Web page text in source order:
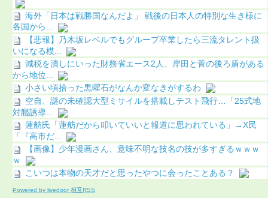
海外「日本は戦勝国なんだよ」 戦後の日本人の特別な生き様に
各国から...
【悲報】乃木坂レベルでもグループ卒業したら三流タレント扱
いになる模...
減税を潰しにいった財務省エース2人、岸田と菅の後ろ盾がある
から地位...
小さい頃拾った黒曜石がなんか変なきがするわ
空自、謎の未確認大型ミサイルを搭載しテスト飛行…「25式地
対艦誘導...
蓮舫氏「蓮舫だから叩いていいと報道に思われている」→X民
「『高市だ...
【画像】少年漫画さん、意味不明な技名の技が多すぎるｗｗｗ
ｗ
こいつは本物の天才だと思ったやつに会ったことある？
Powered by livedoor 相互RSS